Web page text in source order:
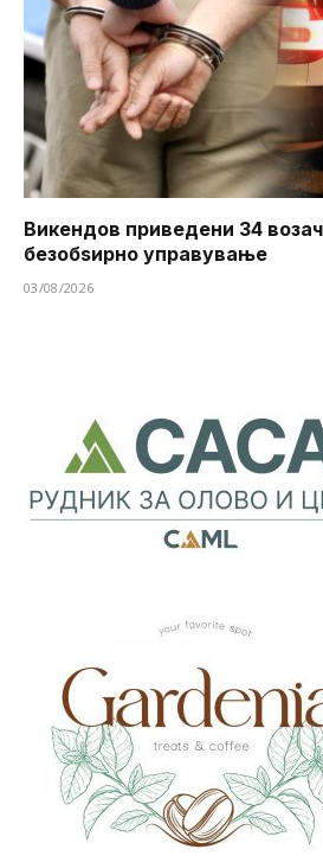
Викендов приведени 34
безобѕирно управување
03/08/2026